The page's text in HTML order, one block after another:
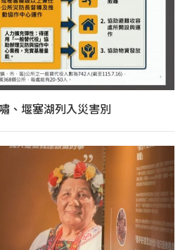
、堰塞湖列入災害別